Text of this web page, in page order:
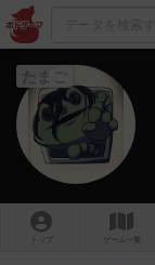
たまご
トップ ゲーム一覧